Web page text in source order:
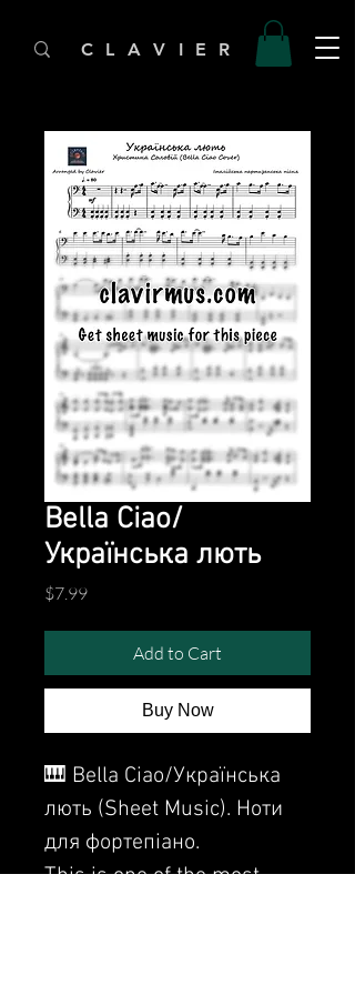
C L A V I E R
Bella Ciao/
Українська лють
$7.99Price
Add to Cart
Buy Now
🎹 Bella Ciao/Українська
лють (Sheet Music). Ноти
для фортепіано.
This is one of the most